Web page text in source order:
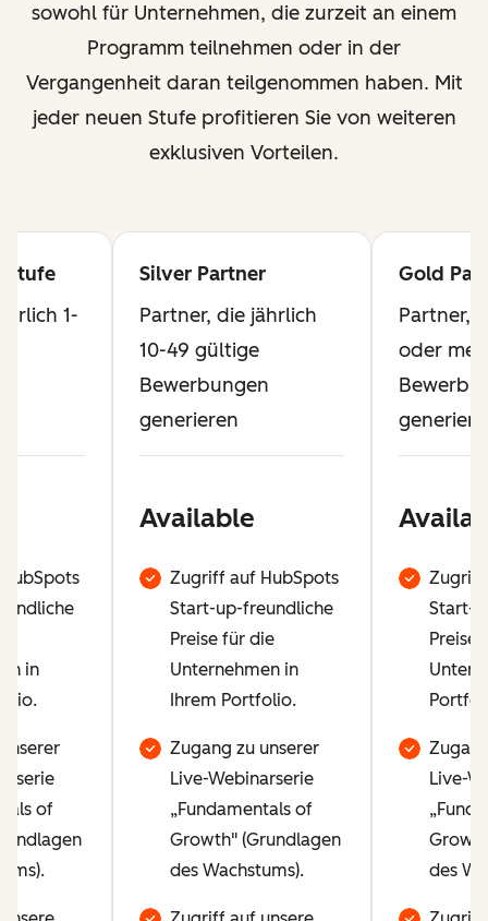
sowohl für Unternehmen, die zurzeit an einem
Programm teilnehmen oder in der
Vergangenheit daran teilgenommen haben. Mit
jeder neuen Stufe profitieren Sie von weiteren
exklusiven Vorteilen.
Stufe
1-
in
of
Silver Partner
Partner, die jährlich
10-49 gültige
Bewerbungen
generieren
Available
Zugriff auf HubSpots
Start-up-freundliche
Preise für die
Unternehmen in
Ihrem Portfolio.
Zugang zu unserer
Live-Webinarserie
„Fundamentals of
Growth" (Grundlagen
des Wachstums).
Gold
Partner,
oder
Zugriff
Start-
Preise
Live-
des